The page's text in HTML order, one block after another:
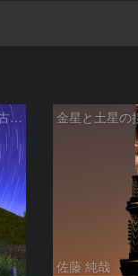
さきたま古墳公園 丸墓山古墳の夜桜と北天の日周運動 埼玉県行田市
佐藤 純哉